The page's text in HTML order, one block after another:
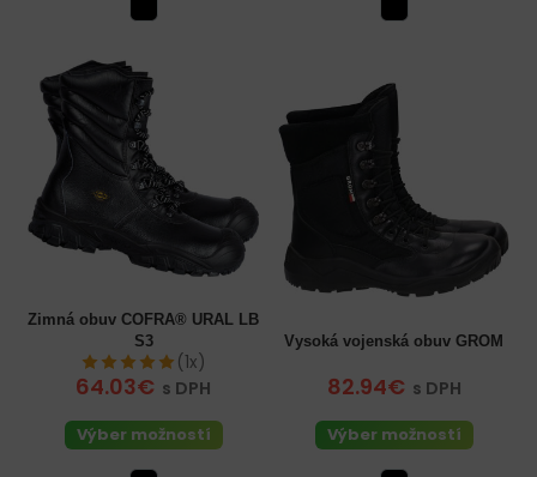
Zimná obuv COFRA® URAL LB
S3
(1x)
64.03€ s DPH
Výber možností
Vysoká vojenská obuv GROM
82.94€ s DPH
Výber možností